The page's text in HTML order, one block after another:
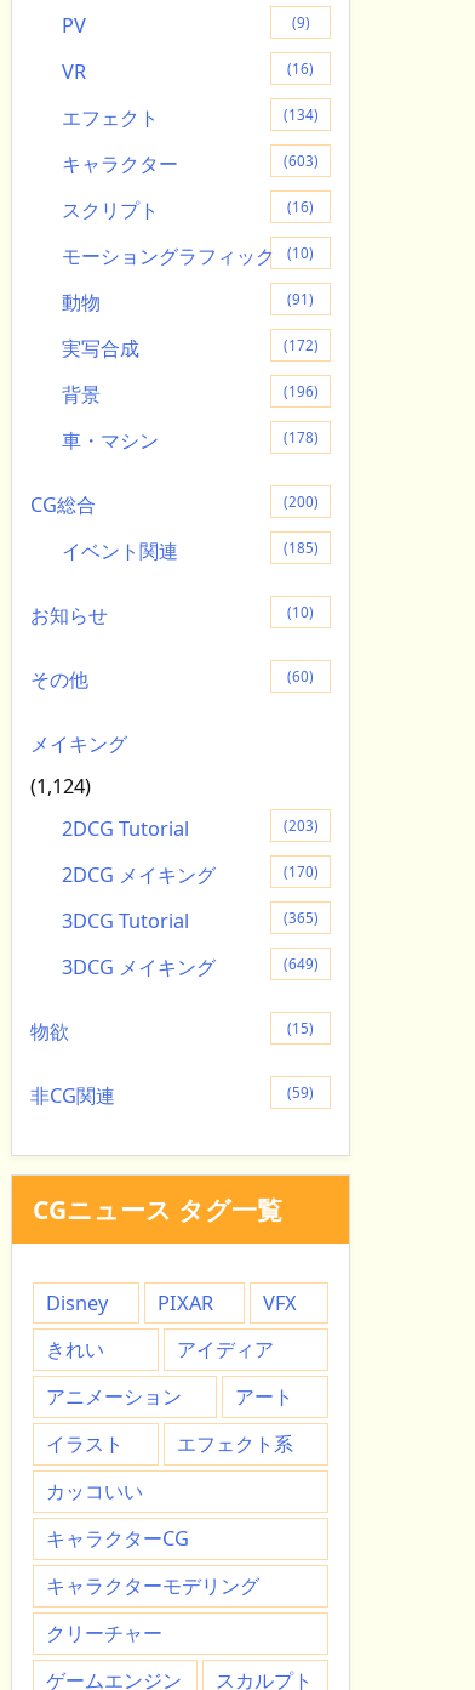
PV (9)
VR (16)
エフェクト (134)
キャラクター (603)
スクリプト (16)
モーショングラフィック (10)
動物 (91)
実写合成 (172)
背景 (196)
車・マシン (178)
CG総合 (200)
イベント関連 (185)
お知らせ (10)
その他 (60)
メイキング
(1,124)
2DCG Tutorial
(203)
2DCG メイキング (170)
3DCG Tutorial (365)
3DCG メイキング (649)
物欲 (15)
非CG関連 (59)
CGニュース タグ一覧
Disney PIXAR
VFX
きれい
アイディア
アニメーション
アート
イラスト
エフェクト系
カッコいい
キャラクターCG
キャラクターモデリング
クリーチャー
ゲームエンジン
スカルプト